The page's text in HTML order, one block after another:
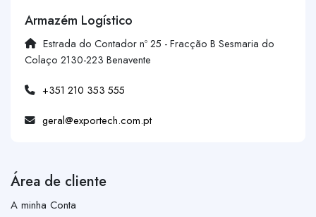
Armazém Logístico
Estrada do Contador nº 25 - Fracção B Sesmaria do
Colaço 2130-223 Benavente
+351 210 353 555
geral@exportech.com.pt
Área de cliente
A minha Conta